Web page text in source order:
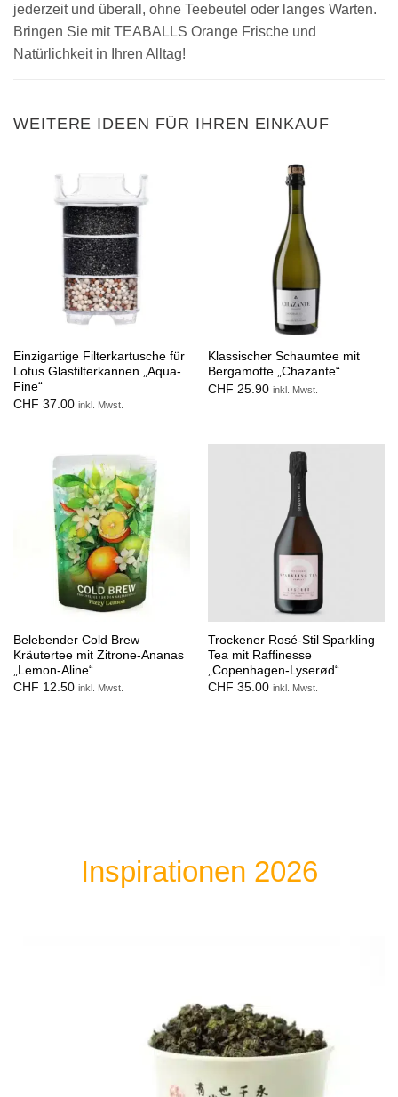
jederzeit und überall, ohne Teebeutel oder langes Warten.
Bringen Sie mit TEABALLS Orange Frische und
Natürlichkeit in Ihren Alltag!
WEITERE IDEEN FÜR IHREN EINKAUF
Einzigartige Filterkartusche für
Lotus Glasfilterkannen „Aqua-
Fine“
CHF 37.00 inkl. Mwst.
Klassischer Schaumtee mit
Bergamotte „Chazante“
CHF 25.90 inkl. Mwst.
Belebender Cold Brew
Kräutertee mit Zitrone-Ananas
„Lemon-Aline“
CHF 12.50 inkl. Mwst.
Trockener Rosé-Stil Sparkling
Tea mit Raffinesse
„Copenhagen-Lyserød“
CHF 35.00 inkl. Mwst.
Inspirationen 2026